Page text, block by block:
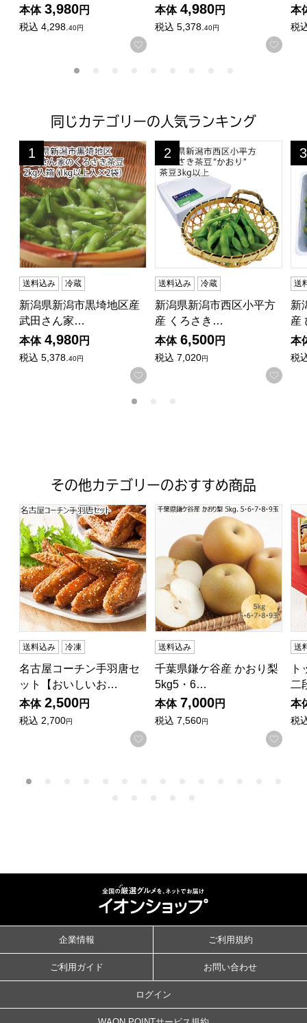
本体 3,980円
税込 4,298.40円
お気に入りに登録する
本体 4,980円
税込 5,378.40円
お気
本
税
同じカテゴリーの人気ランキング
新潟県新潟市黒埼地区産 武田さん家のくろさき茶豆 2kg
1
位
送料込み 冷蔵
新潟県新潟市黒埼地区産
武田さん家…
本体 4,980円
税込 5,378.40円
お気に入りに登録する
新潟県新潟市西区小平方産
2
位
送料込み 冷蔵
新潟県新潟市西区小平方
産 くろさき…
本体 6,500円
税込 7,020円
お気
3
位
送
新
産
本
税
その他カテゴリーのおすすめ商品
名古屋コーチン手羽唐セット【おいしいお取り寄せ】
送料込み 冷凍
名古屋コーチン手羽唐セ
ット【おいしいお…
本体 2,500円
税込 2,700円
お気に入りに登録する
千葉県鎌ケ谷産 かおり梨
送料込み
千葉県鎌ケ谷産 かおり梨
5kg5・6…
本体 7,000円
税込 7,560円
お気
ト
送
二
本
税
企業情報 ご利用規約
ご利用ガイド お問い合わせ
ログイン